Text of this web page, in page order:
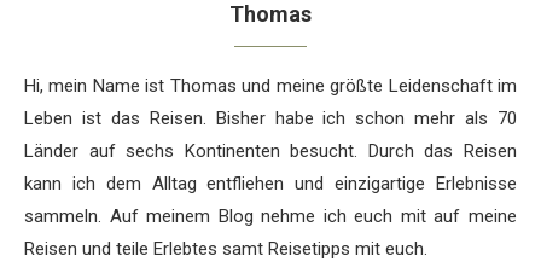
Thomas
Hi, mein Name ist Thomas und meine größte Leidenschaft im
Leben ist das Reisen. Bisher habe ich schon mehr als 70
Länder auf sechs Kontinenten besucht. Durch das Reisen
kann ich dem Alltag entfliehen und einzigartige Erlebnisse
sammeln. Auf meinem Blog nehme ich euch mit auf meine
Reisen und teile Erlebtes samt Reisetipps mit euch.